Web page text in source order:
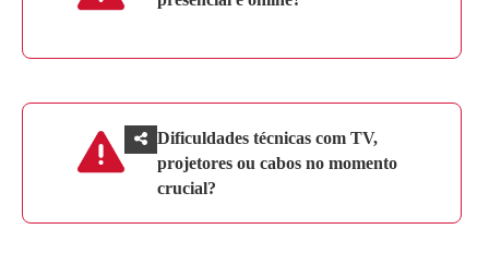
Dificuldades técnicas com TV,
projetores ou cabos no momento
crucial?